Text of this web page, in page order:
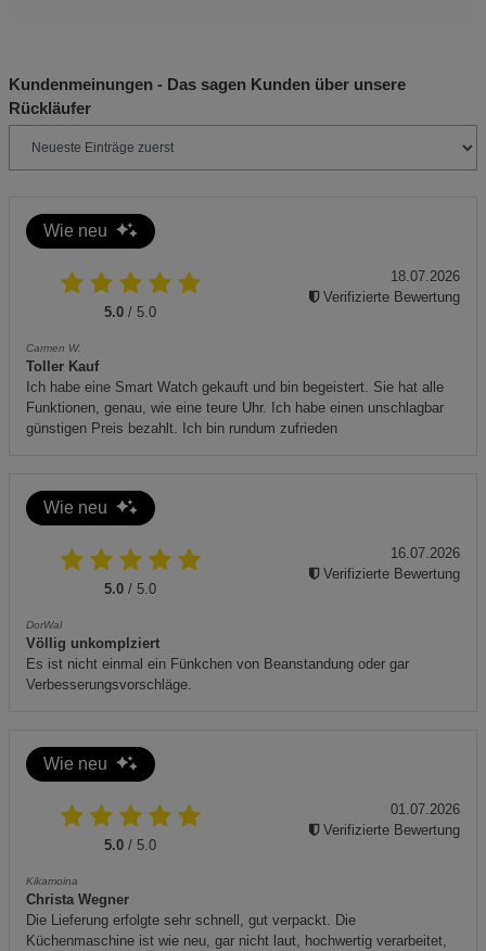
Kerzen einhalten.
Nach dem Erlöschen des Teelichts das Glas vorsichtig
anfassen – es kann heiß sein.
Kundenmeinungen - Das sagen Kunden über unsere
Rückläufer
Wie neu
5.0 / 5.0
Carmen W.
Toller Kauf
Ich habe eine Smart Watch gekauft und bin begeistert. Sie hat alle
Funktionen, genau, wie eine teure Uhr. Ich habe einen unschlagbar
günstigen Preis bezahlt. Ich bin rundum zufrieden
18.07.2026
Verifizierte Bewertung
Wie neu
5.0 / 5.0
DorWal
Völlig unkomplziert
Es ist nicht einmal ein Fünkchen von Beanstandung oder gar
Verbesserungsvorschläge.
16.07.2026
Verifizierte Bewertung
Wie neu
5.0 / 5.0
Kikamoina
Christa Wegner
Die Lieferung erfolgte sehr schnell, gut verpackt. Die
Küchenmaschine ist wie neu, gar nicht laut, hochwertig verarbeitet,
01.07.2026
Verifizierte Bewertung
Marketing Cookies (3) Marketing Cookies
Beschreibung Marketing Cookies